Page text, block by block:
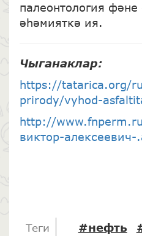
палеонтология фәне
әһәмияткә ия.
Чыганаклар:
https://tatarica.org/
prirody/vyhod-
http://
виктор-алексеевич-
Теги #нефть